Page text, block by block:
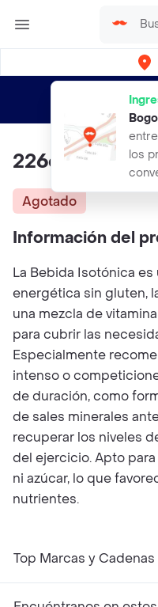
los
envíos
226ers Isotonic
Agotado
Información del
La Bebida Isotónica
energética sin gluten,
una mezcla de
para cubrir las
Especialmente
intenso o
de duración, como
de sales minerales
recuperar los niveles
del ejercicio. Apto
ni azúcar, lo que
nutrientes.
Top Marcas y